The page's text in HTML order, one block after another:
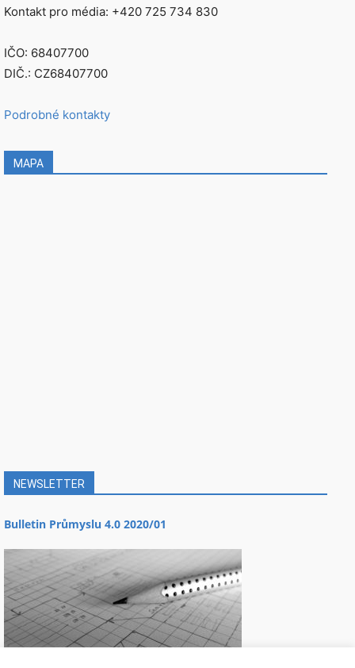
Kontakt pro média: +420 725 734 830
IČO: 68407700
DIČ.: CZ68407700
Podrobné kontakty
MAPA
NEWSLETTER
Bulletin Průmyslu 4.0 2020/01